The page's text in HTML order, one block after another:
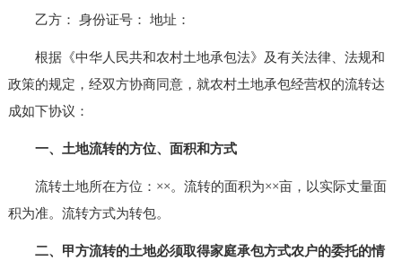
乙方： 身份证号： 地址：
根据《中华人民共和农村土地承包法》及有关法律、法规和
政策的规定，经双方协商同意，就农村土地承包经营权的流转达
成如下协议：
一、土地流转的方位、面积和方式
流转土地所在方位：××。流转的面积为××亩，以实际丈量面
积为准。流转方式为转包。
二、甲方流转的土地必须取得家庭承包方式农户的委托的情